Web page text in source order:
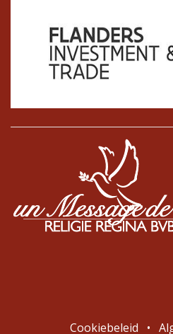
Cookiebeleid •